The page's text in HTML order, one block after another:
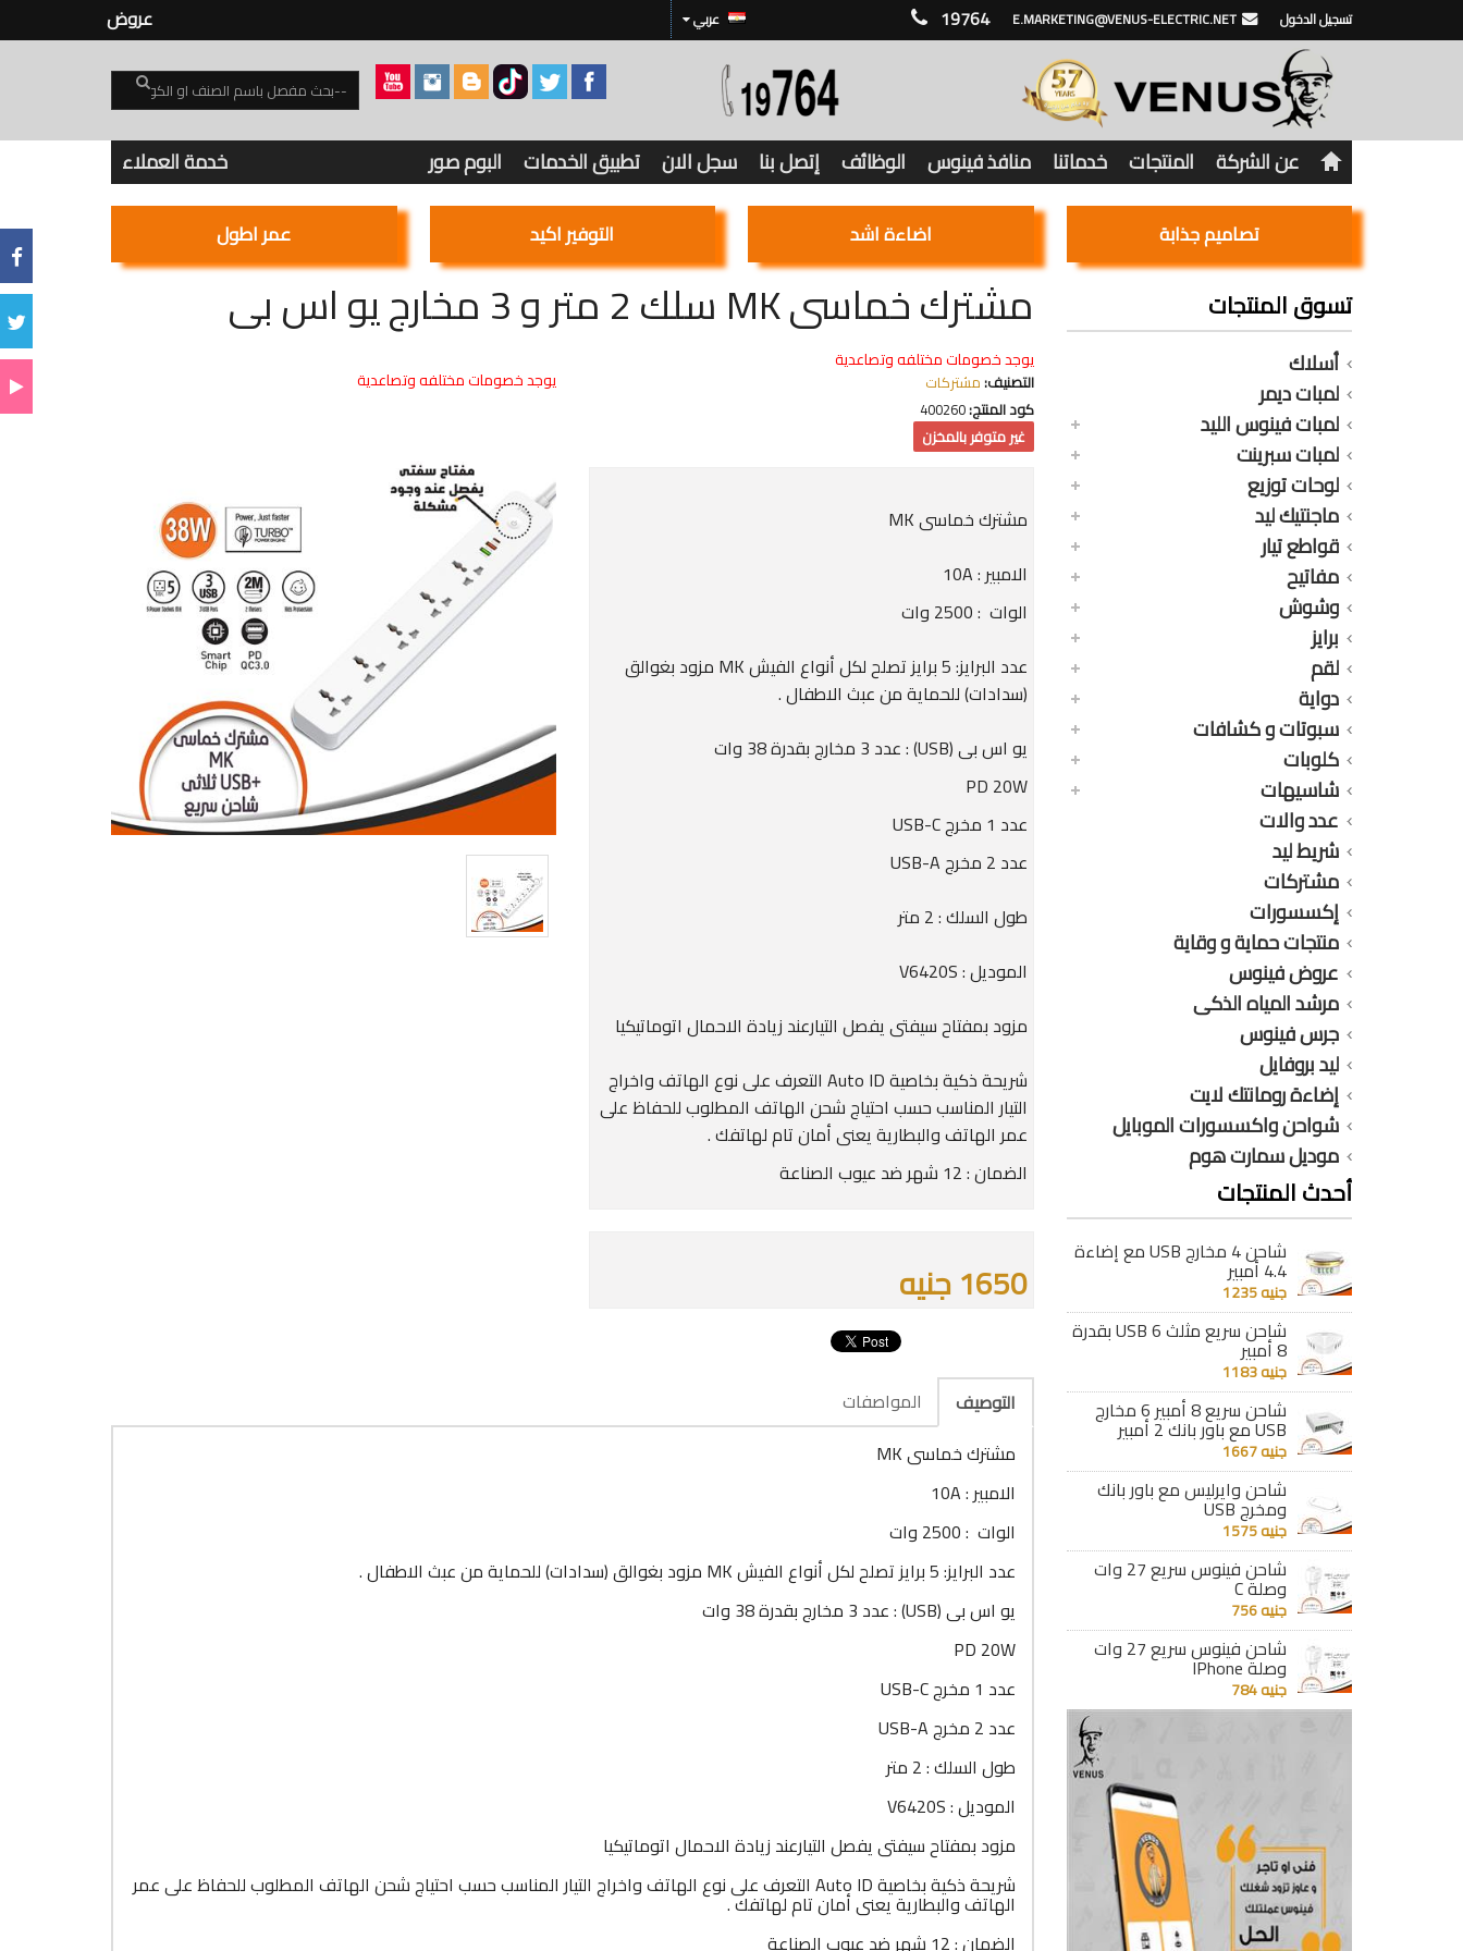
19764 E.MARKETING@VENUS-ELECTRIC.NET تسجيل الدخول عربي عروض
عن الشركة المنتجات خدماتنا منافذ فينوس الوظائف إتصل بنا سجل الان تطبيق الخدمات البوم صور خدمة العملاء
تصاميم جذابة اضاءة اشد التوفير اكيد عمر اطول
تسوق المنتجات
أسلاك
لمبات ديمر
لمبات فينوس الليد
لمبات سبرينت
لوحات توزيع
ماجنتيك ليد
قواطع تيار
مفاتيح
وشوش
برايز
لقم
دواية
سبوتات و كشافات
كلوبات
شاسيهات
عدد والات
شريط ليد
مشتركات
إكسسورات
منتجات حماية و وقاية
عروض فينوس
مرشد المياه الذكى
جرس فينوس
ليد بروفايل
إضاءة رومانتك لايت
شواحن واكسسورات الموبايل
موديل سمارت هوم
أحدث المنتجات
شاحن 4 مخارج USB مع إضاءة
4.4 أمبير
جنيه 1235
شاحن سريع مثلث 6 USB بقدرة
8 أمبير
جنيه 1183
شاحن سريع 8 أمبير 6 مخارج
USB مع باور بانك 2 أمبير
جنيه 1667
شاحن وايرليس مع باور بانك
ومخرج USB
جنيه 1575
شاحن فينوس سريع 27 وات
وصلة C
جنيه 756
شاحن فينوس سريع 27 وات
وصلة IPhone
جنيه 784
مشترك خماسى MK سلك 2 متر و 3 مخارج يو اس بى
يوجد خصومات مختلفه وتصاعدية
التصنيف:مشتركات
كود المنتج:400260
غير متوفر بالمخزن
مشترك خماسى MK
الامبير : 10A
الوات : 2500 وات
عدد البرايز: 5 برايز تصلح لكل أنواع الفيش MK مزود بغوالق
(سدادات) للحماية من عبث الاطفال .
يو اس بى (USB) : عدد 3 مخارج بقدرة 38 وات
PD 20W
عدد 1 مخرج USB-C
عدد 2 مخرج USB-A
طول السلك : 2 متر
الموديل : V6420S
مزود بمفتاح سيفتى يفصل التيارعند زيادة الاحمال اتوماتيكيا
شريحة ذكية بخاصية Auto ID التعرف على نوع الهاتف واخراج
التيار المناسب حسب احتياج شحن الهاتف المطلوب للحفاظ على
عمر الهاتف والبطارية يعنى أمان تام لهاتفك .
الضمان : 12 شهر ضد عيوب الصناعة
1650 جنيه
يوجد خصومات مختلفه وتصاعدية
التوصيف
المواصفات
مشترك خماسى MK
الامبير : 10A
الوات : 2500 وات
عدد البرايز: 5 برايز تصلح لكل أنواع الفيش MK مزود بغوالق (سدادات) للحماية من عبث الاطفال .
يو اس بى (USB) : عدد 3 مخارج بقدرة 38 وات
PD 20W
عدد 1 مخرج USB-C
عدد 2 مخرج USB-A
طول السلك : 2 متر
الموديل : V6420S
مزود بمفتاح سيفتى يفصل التيارعند زيادة الاحمال اتوماتيكيا
شريحة ذكية بخاصية Auto ID التعرف على نوع الهاتف واخراج التيار المناسب حسب احتياج شحن الهاتف المطلوب للحفاظ على عمر
الهاتف والبطارية يعنى أمان تام لهاتفك .
الضمان : 12 شهر ضد عيوب الصناعة